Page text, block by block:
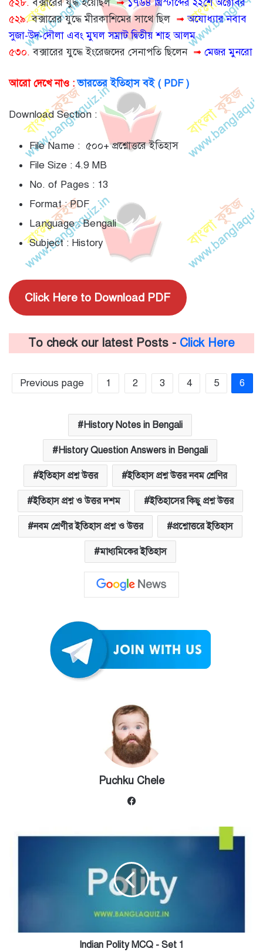
৫২৮. বক্সারের যুদ্ধ হয়েছিল➟১৭৬৪ খ্রিস্টাব্দের ২২শে অক্টোবর
৫২৯.বক্সারের যুদ্ধে মীরকাশিমের সাথে ছিল ➟অযোধ্যার নবাব
সুজা-উদ-দৌলা এবং মুঘল সম্রাট দ্বিতীয় শাহ আলম
৫৩০. বক্সারের যুদ্ধে ইংরেজদের সেনাপতি ছিলেন ➟ মেজর মুনরো
আরো দেখে নাও :ভারতের ইতিহাস বই ( PDF )
Download Section :
File Name : ৫০০+ প্রশ্নোত্তরে ইতিহাস
File Size : 4.9 MB
No. of Pages : 13
Format : PDF
Language : Bengali
Subject : History
Click Here to Download PDF
To check our latest Posts - Click Here
Previous page 1 2 3 4 5 6
History Notes in Bengali
History Question Answers in Bengali
ইতিহাস প্রশ্ন উত্তর ইতিহাস প্রশ্ন উত্তর নবম শ্রেণির
ইতিহাস প্রশ্ন ও উত্তর দশম ইতিহাসের কিছু প্রশ্ন উত্তর
নবম শ্রেণীর ইতিহাস প্রশ্ন ও উত্তর প্রশ্নোত্তরে ইতিহাস
মাধ্যমিকের ইতিহাস
Puchku Chele
Indian Polity MCQ - Set 1